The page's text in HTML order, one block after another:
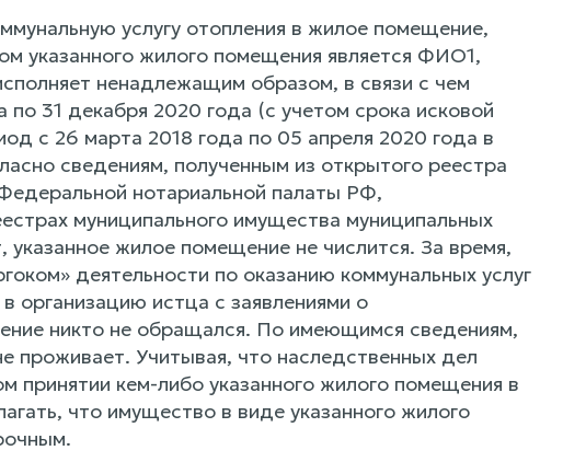
услугу отопления в жилое помещение,
указанного жилого помещения является ФИО1,
ненадлежащим образом, в связи с чем
31 декабря 2020 года (с учетом срока исковой
с 26 марта 2018 года по 05 апреля 2020 года в
сведениям, полученным из открытого реестра
нотариальной палаты РФ,
муниципального имущества муниципальных
указанное жилое помещение не числится. За время,
деятельности по оказанию коммунальных услуг
организацию истца с заявлениями о
никто не обращался. По имеющимся сведениям,
проживает. Учитывая, что наследственных дел
кем-либо указанного жилого помещения в
что имущество в виде указанного жилого